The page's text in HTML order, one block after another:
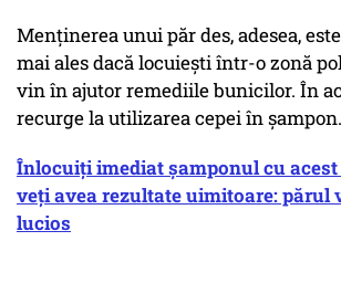
Menținerea unui păr des, adesea,
mai ales dacă locuiești într-o zonă
vin în ajutor remediile bunicilor. În
recurge la utilizarea cepei în șampon.
Înlocuiți imediat șamponul cu
veți avea rezultate uimitoare: părul
lucios